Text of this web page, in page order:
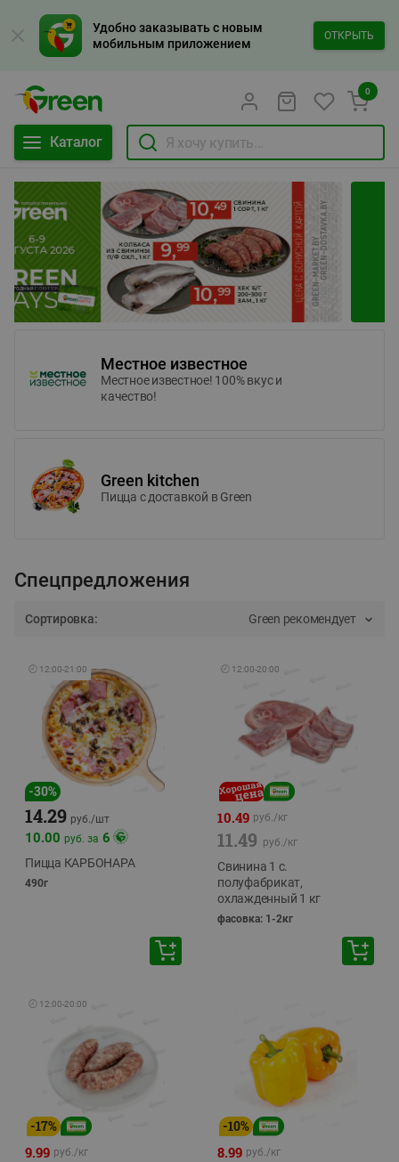
Удобно заказывать с новым
мобильным приложением
ОТКРЫТЬ
Каталог
0
Местное известное
Местное известное! 100% вкус и
качество!
Green kitchen
Пицца c доставкой в Green
Спецпредложения
Сортировка: Green рекомендует
🕘 12:00-21:00
-30%
14.29 руб./шт
10.00 руб. за 6
Пицца КАРБОНАРА
490г
🕘 12:00-20:00
10.49 руб./кг
11.49 руб./кг
Свинина 1 с.
полуфабрикат,
охлажденный 1 кг
фасовка: 1-2кг
🕘 12:00-20:00
-17%
9.99 руб./кг
-10%
8.99 руб./кг